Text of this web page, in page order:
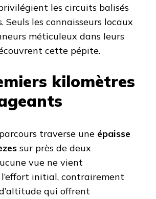
les circuits balisés
Seuls les connaisseurs locaux
méticuleux dans leurs
cette pépite.
kilomètres
traverse une épaisse
sur près de deux
vue ne vient
l’effort initial, contrairement
qui offrent